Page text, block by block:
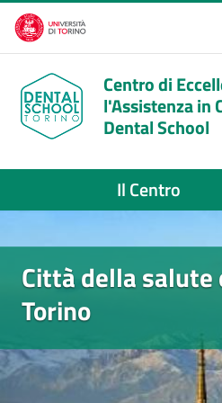
Salta al contenuto principale
Centro di
l'Assistenza in
Dental School
Il Centro
HOME PAGE
Città della salute
Torino